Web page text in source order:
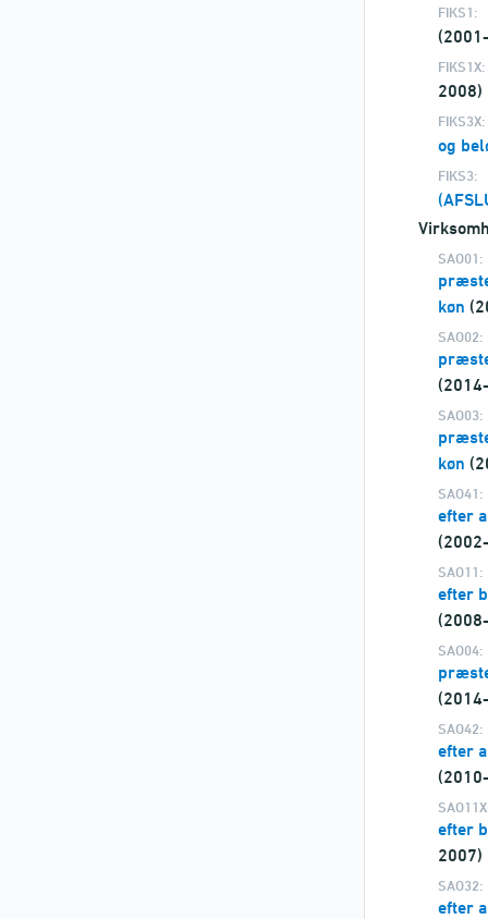
FIKS1:
FIKS1X:
2008)
FIKS3X:
og
FIKS3:
SAO01:
køn
SAO02:
SAO03:
køn
SAO41:
efter
SAO11:
efter
SAO04:
SAO42:
efter
efter
2007)
SAO32:
efter